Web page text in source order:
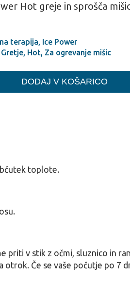
Hot greje in sprošča
terapija, Ice Power
Gretje, Hot, Za ogrevanje mišic
DODAJ V KOŠARICO
toplote.
priti v stik z očmi, sluznico in
Če se vaše počutje po 7